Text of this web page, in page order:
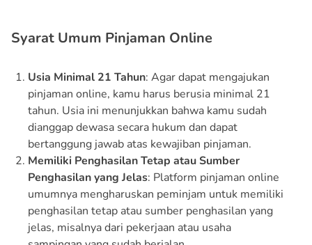
Syarat Umum Pinjaman Online
Usia Minimal 21 Tahun: Agar dapat mengajukan
pinjaman online, kamu harus berusia minimal 21
tahun. Usia ini menunjukkan bahwa kamu sudah
dianggap dewasa secara hukum dan dapat
bertanggung jawab atas kewajiban pinjaman.
Memiliki Penghasilan Tetap atau Sumber
Penghasilan yang Jelas: Platform pinjaman online
umumnya mengharuskan peminjam untuk memiliki
penghasilan tetap atau sumber penghasilan yang
jelas, misalnya dari pekerjaan atau usaha